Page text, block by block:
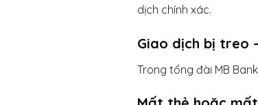
dịch chính xác.
Giao dịch bị treo
Trong tổng đài MB